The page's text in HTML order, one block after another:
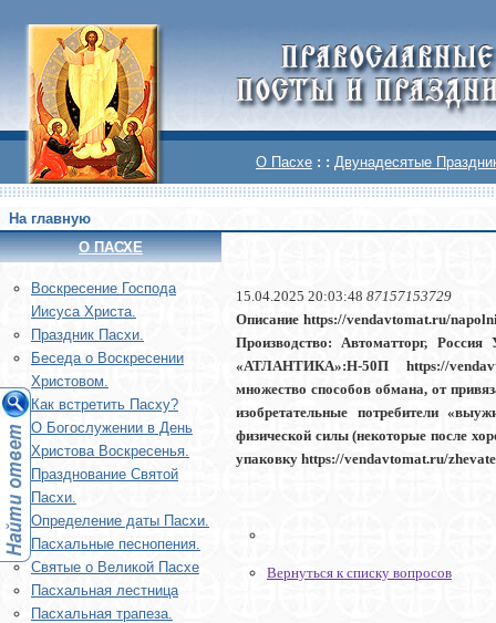
О Пасхе : : Двунадесятые
На главную
О ПАСХЕ
Воскреcение Господа
Иисуса Христа.
Праздник Пасхи.
Беседа о Воскресении
Христовом.
Как встретить Пасху?
О Богослужении в День
Христова Воскресенья.
Празднование Святой
Пасхи.
Определение даты Пасхи.
Пасхальные песнопения.
Святые о Великой Пасхе
Пасхальная лестница
Пасхальная трапеза.
15.04.2025 20:03:48 87157153729
Описание https://vendavtomat.ru/
Производство: Автоматторг,
«АТЛАНТИКА»:Н-50П https://
множество способов обмана, от
изобретательные потребители
физической силы (некоторые после
упаковку https://vendavtomat.ru/
Вернуться к списку вопросов